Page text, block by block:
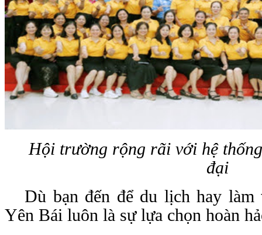
Hội trường rộng rãi với hệ
đại
Dù bạn đến để du lịch hay
Yên Bái luôn là sự lựa chọn hoàn